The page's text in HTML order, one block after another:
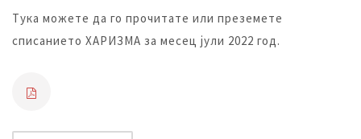
Тука можете да го прочитате или преземете
списанието ХАРИЗМА за месец јули 2022 год.